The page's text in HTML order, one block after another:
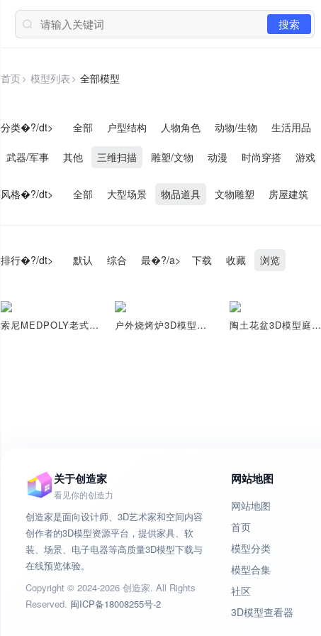
搜索
首页 模型列表 全部模型
分类�?/dt> 全部 户型结构 人物角色 动物/生物 生活用品
武器/军事 其他 三维扫描 雕塑/文物 动漫 时尚穿搭 游戏
风格�?/dt> 全部 大型场景 物品道具 文物雕塑 房屋建筑
排行�?/dt> 默认 综合 最�?/a> 下载 收藏 浏览
索尼MEDPOLY老式音箱3D扫描模型AR复古唱片机SONY 户外烧烤炉3D模型陶铸泥炉BBQ围炉煮茶 陶土花盆3D模型庭院花卉景观
关于创造家
看见你的创造力
创造家是面向设计师、3D艺术家和空间内容
创作者的3D模型资源平台，提供家具、软
装、场景、电子电器等高质量3D模型下载与
在线预览体验。
Copyright © 2024-2026 创造家. All Rights
Reserved. 闽ICP备18008255号-2
网站地图
网站地图
首页
模型分类
模型合集
社区
3D模型查看器